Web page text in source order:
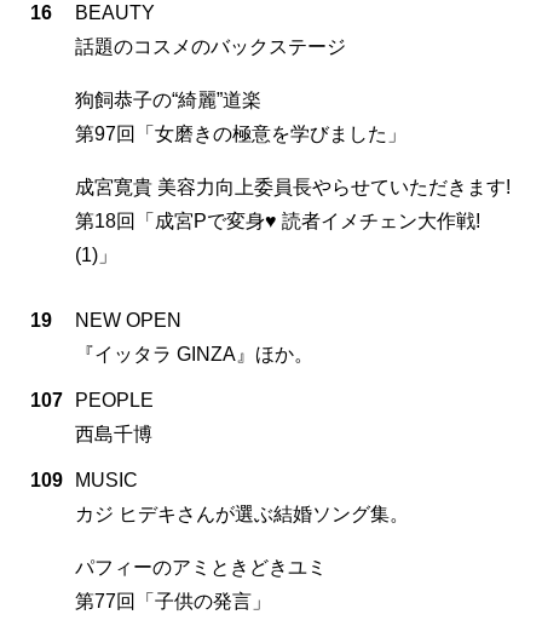
16
BEAUTY
話題のコスメのバックステージ
狗飼恭子の“綺麗”道楽
第97回「女磨きの極意を学びました」
成宮寛貴 美容力向上委員長やらせていただきます!
第18回「成宮Pで変身♥ 読者イメチェン大作戦!
(1)」
19
NEW OPEN
『イッタラ GINZA』ほか。
107
PEOPLE
西島千博
109
MUSIC
カジ ヒデキさんが選ぶ結婚ソング集。
パフィーのアミときどきユミ
第77回「子供の発言」